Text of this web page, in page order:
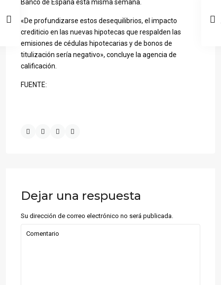
Banco de España esta misma semana.
«De profundizarse estos desequilibrios, el impacto
crediticio en las nuevas hipotecas que respalden las
emisiones de cédulas hipotecarias y de bonos de
titulización sería negativo», concluye la agencia de
calificación.
FUENTE:
Dejar una respuesta
Su dirección de correo electrónico no será publicada.